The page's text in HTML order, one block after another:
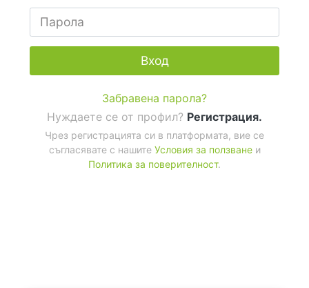
Вход
Забравена парола?
Нуждаете се от профил? Регистрация.
Чрез регистрацията си в платформата, вие се
съгласявате с нашите Условия за ползванеи
Политика за поверителност.